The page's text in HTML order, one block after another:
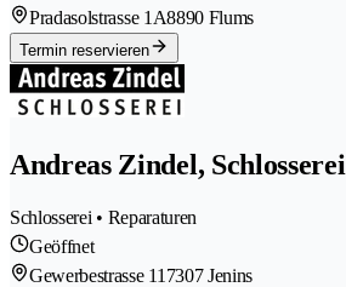
Pradasolstrasse 1A8890 Flums
Termin reservieren
Andreas Zindel, Schlosserei
Schlosserei • Reparaturen
Geöffnet
Gewerbestrasse 11 7307 Jenins